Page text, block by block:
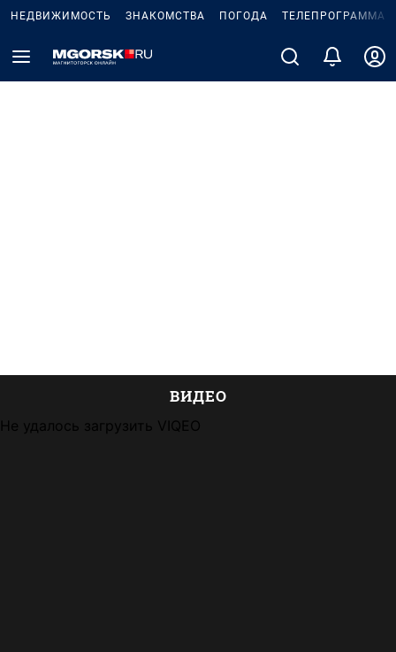
НЕДВИЖИМОСТЬ ЗНАКОМСТВА ПОГОДА ТЕЛЕПРОГРАММА
ВИДЕО
Не удалось загрузить VIQEO